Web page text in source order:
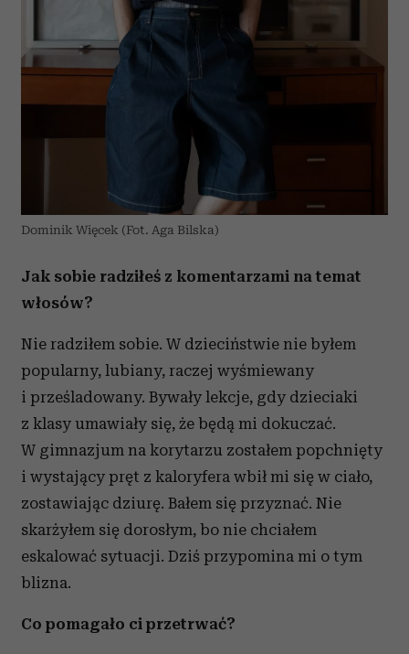
Dominik Więcek (Fot. Aga Bilska)
Jak sobie radziłeś z komentarzami na temat
włosów?
Nie radziłem sobie. W dzieciństwie nie byłem
popularny, lubiany, raczej wyśmiewany
i prześladowany. Bywały lekcje, gdy dzieciaki
z klasy umawiały się, że będą mi dokuczać.
W gimnazjum na korytarzu zostałem popchnięty
i wystający pręt z kaloryfera wbił mi się w ciało,
zostawiając dziurę. Bałem się przyznać. Nie
skarżyłem się dorosłym, bo nie chciałem
eskalować sytuacji. Dziś przypomina mi o tym
blizna.
Co pomagało ci przetrwać?